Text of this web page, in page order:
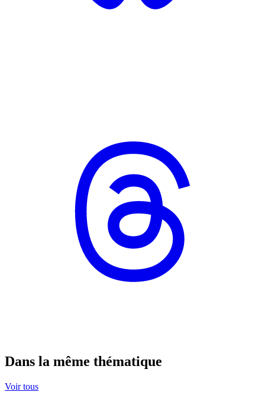
Dans la même thématique
Voir tous